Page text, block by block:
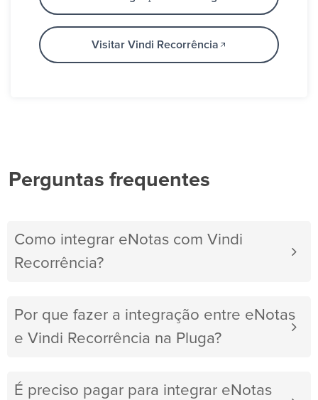
Visitar Vindi Recorrência
Perguntas frequentes
Como integrar eNotas com Vindi
Recorrência?
Por que fazer a integração entre eNotas
e Vindi Recorrência na Pluga?
É preciso pagar para integrar eNotas